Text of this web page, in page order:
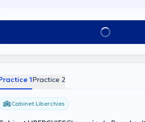
See all
1Practice 2
Cabinet Liberchies